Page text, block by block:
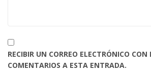
RECIBIR UN CORREO ELECTRÓNICO CON
COMENTARIOS A ESTA ENTRADA.